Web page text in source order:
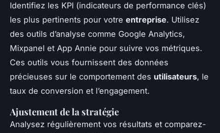
Identifiez les KPI (indicateurs de performance clés)
les plus pertinents pour votre entreprise. Utilisez
des outils d’analyse comme Google Analytics,
Mixpanel et App Annie pour suivre vos métriques.
Ces outils vous fournissent des données
précieuses sur le comportement des utilisateurs, le
taux de conversion et l’engagement.
Ajustement de la stratégie
Analysez régulièrement vos résultats et comparez-